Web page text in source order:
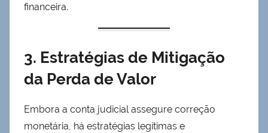
financeira.
3. Estratégias de Mitigação
da Perda de Valor
Embora a conta judicial assegure correção
monetária, há estratégias legítimas e